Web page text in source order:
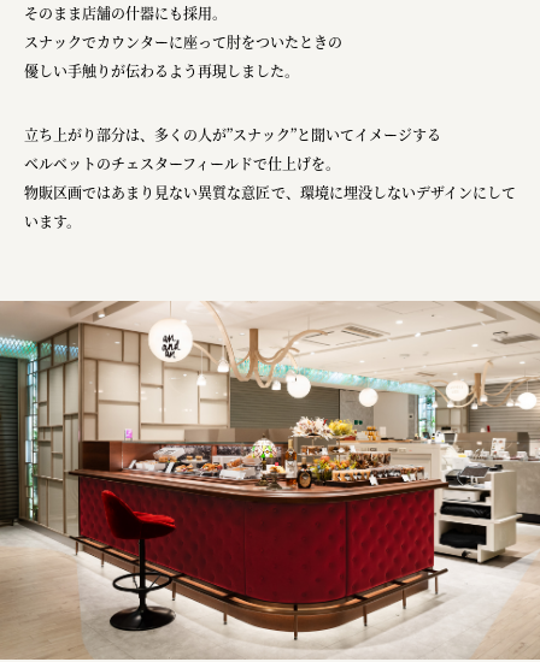
そのまま店舗の什器にも採用。
スナックでカウンターに座って肘をついたときの
優しい手触りが伝わるよう再現しました。
立ち上がり部分は、多くの人が”スナック”と聞いてイメージする
ベルベットのチェスターフィールドで仕上げを。
物販区画ではあまり見ない異質な意匠で、環境に埋没しないデザインにして
います。